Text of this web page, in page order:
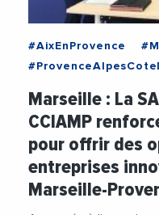
#AixEnProvence
#Entreprises
#SATT
Marseille : La
CCIAMP
pour offrir des
entreprises
Marseille-